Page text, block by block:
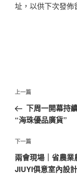
址，以供下次發佈
文
導
覽
上
一
篇
章
上一篇
下周一開幕持
“海珠優品廣貨”
下
一
篇
下一篇
兩會現場｜省農
JIUYI俱意室內設